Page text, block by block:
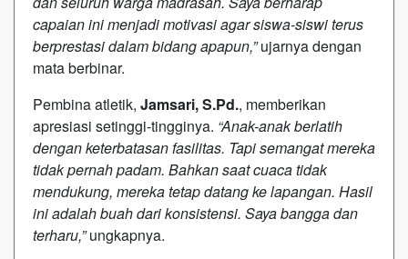
capaian ini menjadi motivasi agar siswa-siswi terus
berprestasi dalam bidang apapun,”ujarnya dengan
mata berbinar.
Pembina atletik, Jamsari, S.Pd., memberikan
apresiasi setinggi-tingginya. “Anak-anak berlatih
dengan keterbatasan fasilitas. Tapi semangat mereka
tidak pernah padam. Bahkan saat cuaca tidak
mendukung, mereka tetap datang ke lapangan. Hasil
ini adalah buah dari konsistensi. Saya bangga dan
terharu,”ungkapnya.